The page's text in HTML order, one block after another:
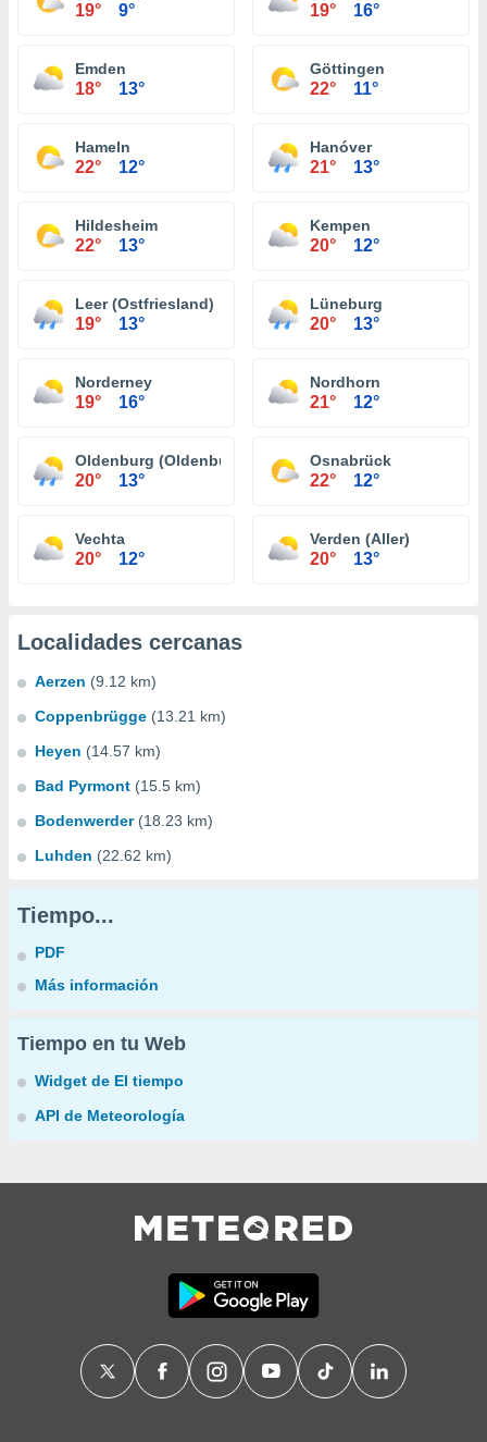
19° 9° 19° 16°
Emden
18° 13°
Göttingen
22° 11°
Hameln
22° 12°
Hanóver
21° 13°
Hildesheim
22° 13°
Kempen
20° 12°
Leer (Ostfriesland)
19° 13°
Lüneburg
20° 13°
Norderney
19° 16°
Nordhorn
21° 12°
Oldenburg (Oldenburg)
20° 13°
Osnabrück
22° 12°
Vechta
20° 12°
Verden (Aller)
20° 13°
Localidades cercanas
Aerzen (9.12 km)
Coppenbrügge (13.21 km)
Heyen (14.57 km)
Bad Pyrmont (15.5 km)
Bodenwerder (18.23 km)
Luhden (22.62 km)
Tiempo...
PDF
Más información
Tiempo en tu Web
Widget de El tiempo
API de Meteorología